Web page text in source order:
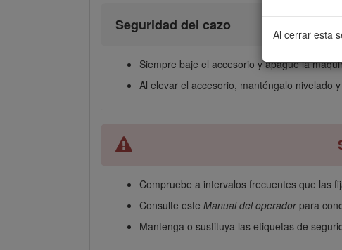
Al cerrar esta
Seguridad del cazo
Siempre baje el accesorio y apague la
Al elevar el accesorio, manténgalo nivelado
Compruebe a intervalos frecuentes que las
Consulte este Manual del operadorpara
Mantenga o sustituya las etiquetas de